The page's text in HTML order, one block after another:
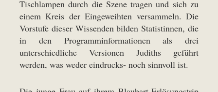
Tischlampen durch die Szene tragen und sich zu
einem Kreis der Eingeweihten versammeln. Die
Vorstufe dieser Wissenden bilden Statistinnen, die
in den Programminformationen als drei
unterschiedliche Versionen Judiths geführt
werden, was weder eindrucks- noch sinnvoll ist.